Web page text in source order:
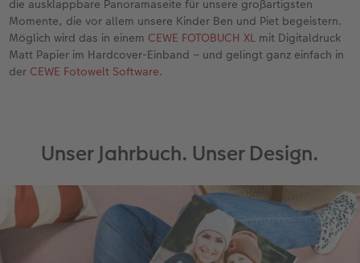
Webinare
CEWE myPhotos
Neuheiten
Postkarten
Karte mit Einsteckfoto
Neuheiten
Neuheiten
die ausklappbare Panoramaseite für unsere großartigsten
Momente, die vor allem unsere Kinder Ben und Piet begeistern.
Möglich wird das in einem CEWE FOTOBUCH XL mit Digitaldruck
Matt Papier im Hardcover-Einband – und gelingt ganz einfach in
der CEWE Fotowelt Software.
Unser Jahrbuch. Unser Design.